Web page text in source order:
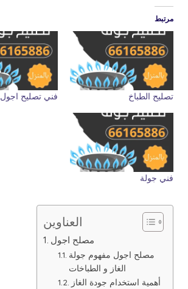
مرتبط
تصليح الطباخ فني تصليح اجول
فني جولة
العناوين
مصلح اجول
مصلح اجول مفهوم جولة
الغاز و الطباخات
أهمية استخدام جودة الغاز